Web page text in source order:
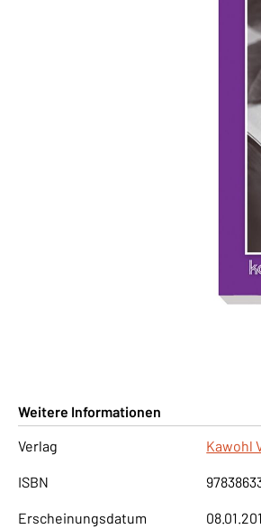
Weitere Informationen
Verlag
Kawohl
ISBN
Erscheinungsdatum